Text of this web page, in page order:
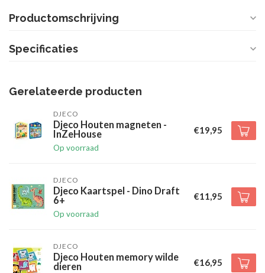
Productomschrijving
Specificaties
Gerelateerde producten
DJECO
Djeco Houten magneten -
InZeHouse
Op voorraad
€19,95
DJECO
Djeco Kaartspel - Dino Draft
6+
Op voorraad
€11,95
DJECO
Djeco Houten memory wilde
dieren
€16,95